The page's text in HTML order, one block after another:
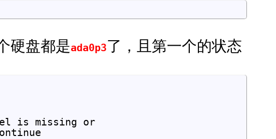
硬盘都是ada0p3了，且第一个的状态
is missing or